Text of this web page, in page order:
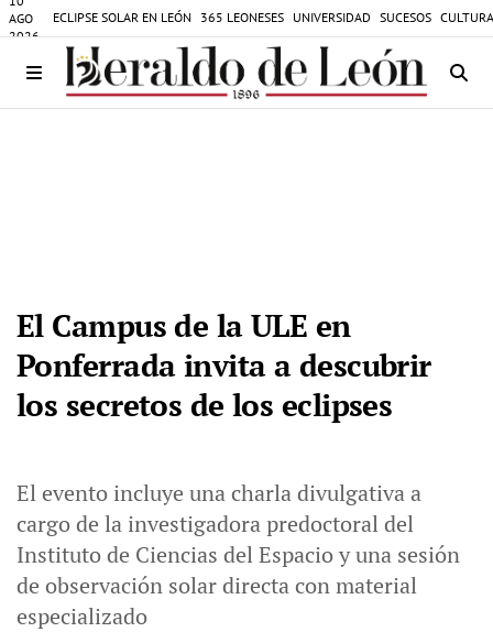
AGO
2026
ECLIPSE SOLAR EN LEÓN 365 LEONESES UNIVERSIDAD SUCESOS
El Campus de la ULE en
Ponferrada invita a descubrir
los secretos de los eclipses
El evento incluye una charla divulgativa a
cargo de la investigadora predoctoral del
Instituto de Ciencias del Espacio y una sesión
de observación solar directa con material
especializado